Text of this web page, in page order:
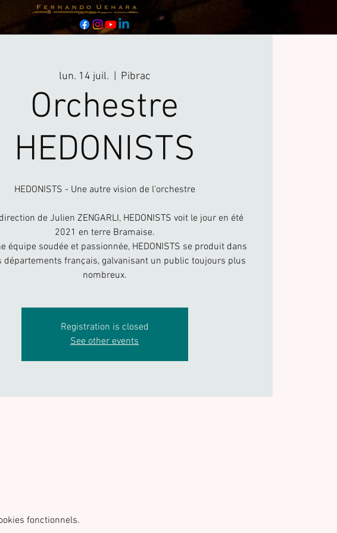
lun. 14 juil. Pibrac
Orchestre
HEDONISTS
HEDONISTS - Une autre vision de l'orchestre
de Julien ZENGARLI, HEDONISTS voit le jour en été
2021 en terre Bramaise.
équipe soudée et passionnée, HEDONISTS se produit dans
départements français, galvanisant un public toujours plus
nombreux.
Registration is closed
See other events
fonctionnels.